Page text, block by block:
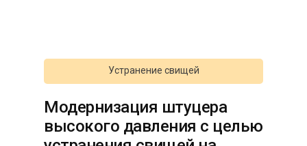
Модернизация штуцера
высокого давления с целью
Устранение свищей